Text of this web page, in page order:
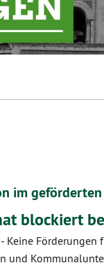
im geförderten
blockiert
- Keine Förderungen
und